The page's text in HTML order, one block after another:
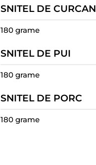
SNITEL DE CURCAN
180 grame
SNITEL DE PUI
180 grame
SNITEL DE PORC
180 grame